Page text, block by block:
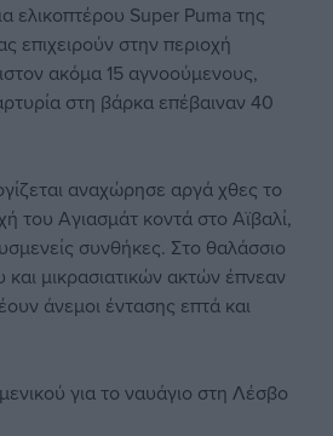
ελικοπτέρου Super Puma της
επιχειρούν στην περιοχή
ακόμα 15 αγνοούμενους,
στη βάρκα επέβαιναν 40
αναχώρησε αργά χθες το
του Αγιασμάτ κοντά στο Αϊβαλί,
συνθήκες. Στο θαλάσσιο
μικρασιατικών ακτών έπνεαν
άνεμοι έντασης επτά και
για το ναυάγιο στη Λέσβο